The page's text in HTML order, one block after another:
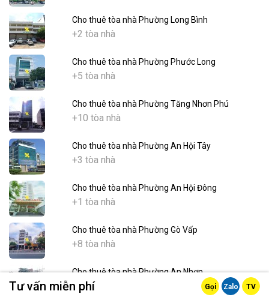
Cho thuê tòa nhà Phường Long Bình
+2 tòa nhà
Cho thuê tòa nhà Phường Phước Long
+5 tòa nhà
Cho thuê tòa nhà Phường Tăng Nhơn Phú
+10 tòa nhà
Cho thuê tòa nhà Phường An Hội Tây
+3 tòa nhà
Cho thuê tòa nhà Phường An Hội Đông
+1 tòa nhà
Cho thuê tòa nhà Phường Gò Vấp
+8 tòa nhà
Cho thuê tòa nhà Phường An Nhơn
+2 tòa nhà
Tư vấn miễn phí Gọi Zalo TV